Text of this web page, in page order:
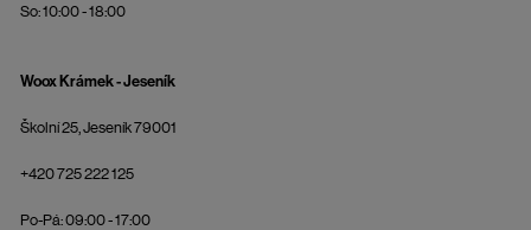
So: 10:00 - 18:00
Woox Krámek - Jeseník
Školní 25, Jeseník 79001
+420 725 222 125
Po-Pá: 09:00 - 17:00